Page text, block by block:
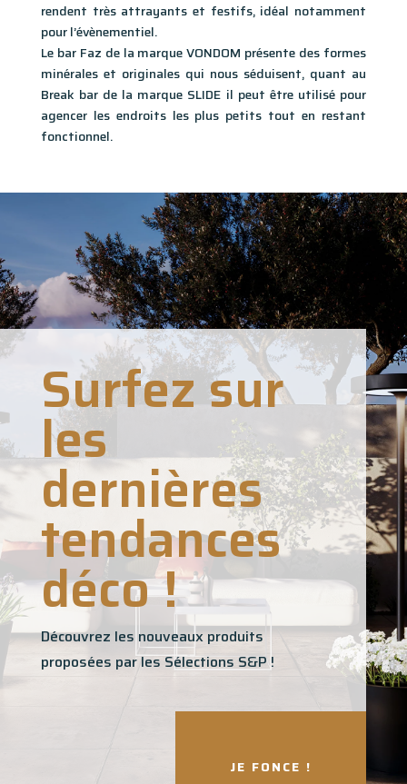
rendent très attrayants et festifs, idéal notamment
pour l’évènementiel.
Le bar Faz de la marque VONDOM présente des formes
minérales et originales qui nous séduisent, quant au
Break bar de la marque SLIDE il peut être utilisé pour
agencer les endroits les plus petits tout en restant
fonctionnel.
Surfez sur
les
dernières
tendances
déco !
Découvrez les nouveaux produits
proposées par les Sélections S&P !
JE FONCE !